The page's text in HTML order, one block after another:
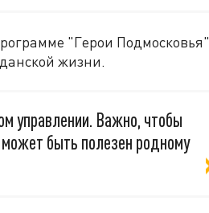
"Герои Подмосковья"
жизни.
управлении. Важно, чтобы
быть полезен родному